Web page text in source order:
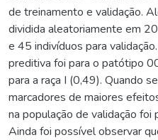
de treinamento e validação.
dividida aleatoriamente em
e 45 indivíduos para
preditiva foi para o patótipo
para a raça I (0,49). Quando
marcadores de maiores
na população de validação
Ainda foi possível observar